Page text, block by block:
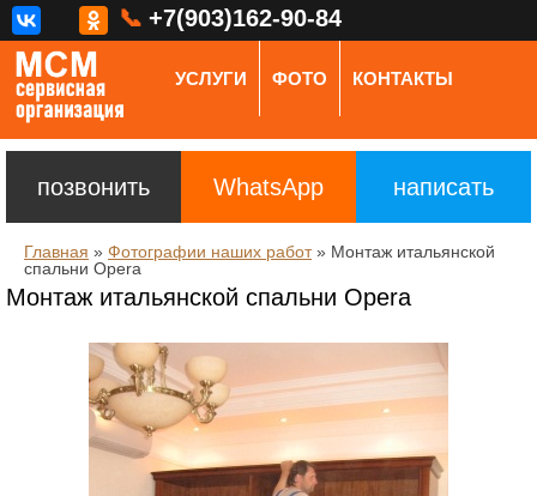
📞 +7(903)162-90-84
УСЛУГИ ФОТО КОНТАКТЫ
позвонить WhatsApp написать
Главная » Фотографии наших работ » Монтаж итальянской
спальни Opera
Монтаж итальянской спальни Opera